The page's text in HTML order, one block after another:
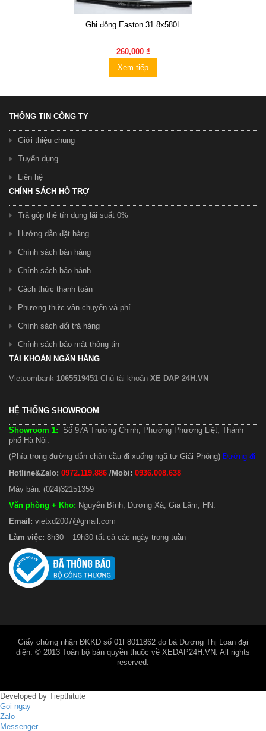
Ghi đông Easton 31.8x580L
260,000 ₫
Xem tiếp
THÔNG TIN CÔNG TY
Giới thiệu chung
Tuyển dụng
Liên hệ
CHÍNH SÁCH HỖ TRỢ
Trả góp thẻ tín dụng lãi suất 0%
Hướng dẫn đặt hàng
Chính sách bán hàng
Chính sách bảo hành
Cách thức thanh toán
Phương thức vận chuyển và phí
Chính sách đổi trả hàng
Chính sách bảo mật thông tin
TÀI KHOẢN NGÂN HÀNG
Vietcombank 1065519451 Chủ tài khoản XE DAP 24H.VN
HỆ THỐNG SHOWROOM
Showroom 1: Số 97A Trường Chinh, Phường Phương Liệt, Thành
phố Hà Nội.
(Phía trong đường dẫn chân cầu đi xuống ngã tư Giải Phóng) Đường đi
Hotline&Zalo: 0972.119.886 /Mobi: 0936.008.638
Máy bàn: (024)32151359
Văn phòng + Kho: Nguyễn Bình, Dương Xá, Gia Lâm, HN.
Email: vietxd2007@gmail.com
Làm việc: 8h30 – 19h30 tất cả các ngày trong tuần
Giấy chứng nhận ĐKKD số 01F8011862 do bà Dương Thị Loan đại
diện. © 2013 Toàn bộ bản quyền thuộc về XEDAP24H.VN. All rights
reserved.
Developed by Tiepthitute
Gọi ngay
Zalo
Messenger